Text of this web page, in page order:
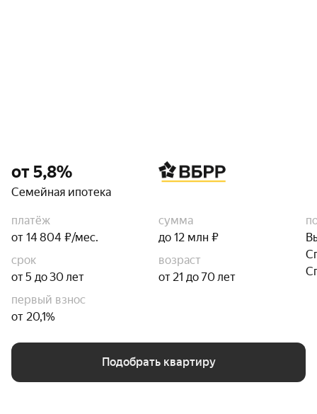
от 5,8%
Семейная ипотека
платёж
от 14 804 ₽/мес.
сумма
до 12 млн ₽
срок
от 5 до 30 лет
возраст
от 21 до 70 лет
первый взнос
от 20,1%
Подобрать квартиру